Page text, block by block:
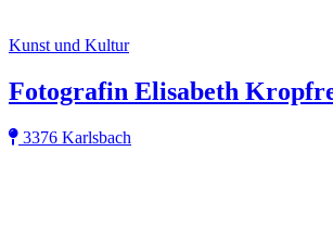
Kunst und Kultur
Fotografin Elisabeth
3376 Karlsbach